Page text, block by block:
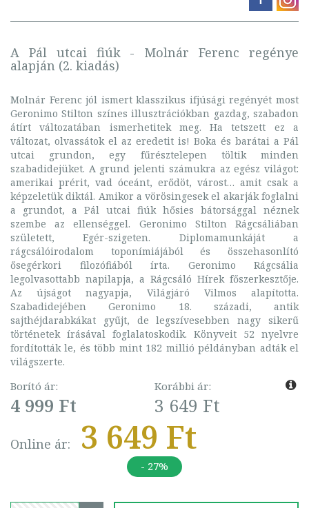
A Pál utcai fiúk - Molnár Ferenc regénye
alapján (2. kiadás)
Molnár Ferenc jól ismert klasszikus ifjúsági regényét most
Geronimo Stilton színes illusztrációkban gazdag, szabadon
átírt változatában ismerhetitek meg. Ha tetszett ez a
változat, olvassátok el az eredetit is! Boka és barátai a Pál
utcai grundon, egy fűrésztelepen töltik minden
szabadidejüket. A grund jelenti számukra az egész világot:
amerikai prérit, vad óceánt, erődöt, várost… amit csak a
képzeletük diktál. Amikor a vörösingesek el akarják foglalni
a grundot, a Pál utcai fiúk hősies bátorsággal néznek
szembe az ellenséggel. Geronimo Stilton Rágcsáliában
született, Egér-szigeten. Diplomamunkáját a
rágcsálóirodalom toponímiájából és összehasonlító
ősegérkori filozófiából írta. Geronimo Rágcsália
legolvasottabb napilapja, a Rágcsáló Hírek főszerkesztője.
Az újságot nagyapja, Világjáró Vilmos alapította.
Szabadidejében Geronimo 18. századi, antik
sajthéjdarabkákat gyűjt, de legszívesebben nagy sikerű
történetek írásával foglalatoskodik. Könyveit 52 nyelvre
fordították le, és több mint 182 millió példányban adták el
világszerte.
Borító ár:
4 999 Ft
Korábbi ár:
3 649 Ft
Online ár: 3 649 Ft
- 27%